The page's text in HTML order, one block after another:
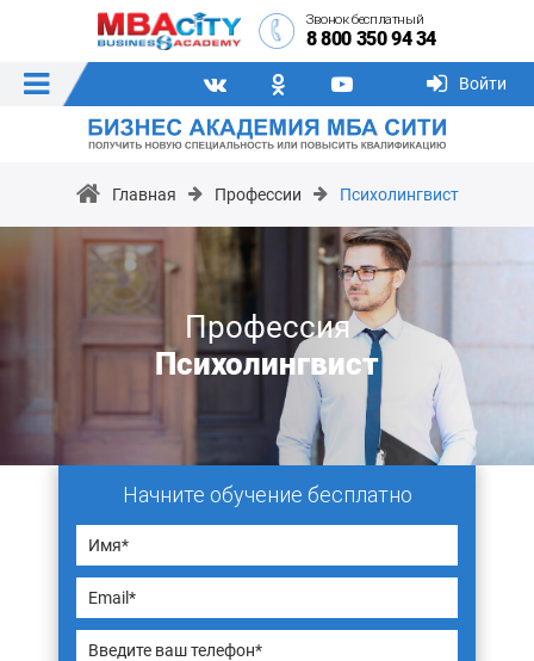
Звонок бесплатный
8 800 350 94 34
Войти
Главная Профессии Психолингвист
Профессия
Психолингвист
Начните обучение бесплатно